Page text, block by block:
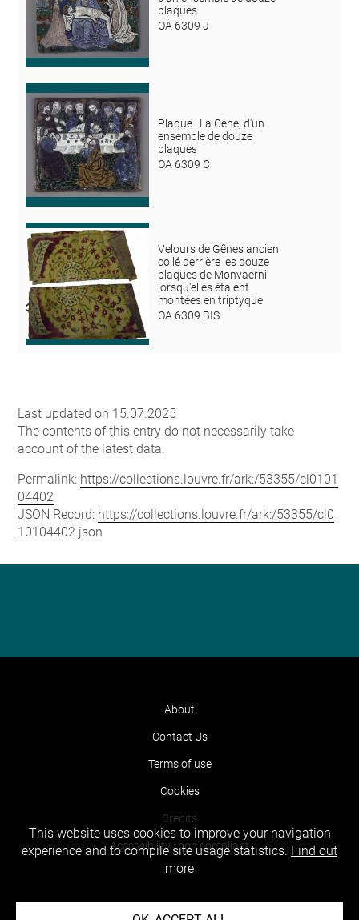
plaques
OA 6309 J
Plaque : La Cène, d'un
ensemble de douze
plaques
OA 6309 C
Velours de Gênes ancien
collé derrière les douze
plaques de Monvaerni
lorsqu'elles étaient
montées en triptyque
OA 6309 BIS
Last updated on 15.07.2025
The contents of this entry do not necessarily take
account of the latest data.
Permalink: https://collections.louvre.fr/ark:/53355/cl0101
04402
JSON Record: https://collections.louvre.fr/ark:/53355/cl0
10104402.json
About
Contact Us
Terms of use
Cookies
Credits
Accessibility : non compliant
This website uses cookies to improve your navigation
experience and to compile site usage statistics. Find out
more